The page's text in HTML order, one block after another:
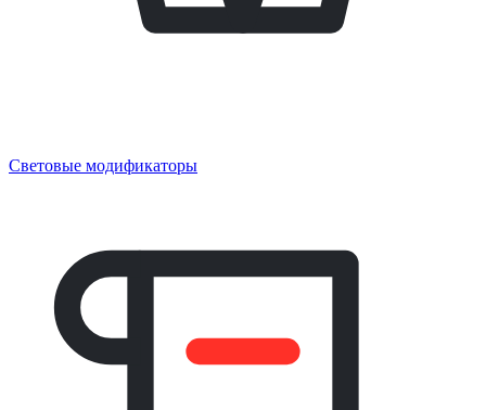
Световые модификаторы